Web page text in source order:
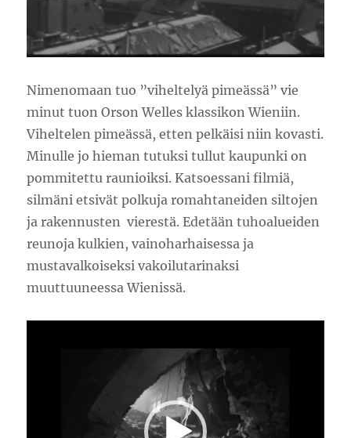
Nimenomaan tuo ”viheltelyä pimeässä” vie
minut tuon Orson Welles klassikon Wieniin.
Viheltelen pimeässä, etten pelkäisi niin kovasti.
Minulle jo hieman tutuksi tullut kaupunki on
pommitettu raunioiksi. Katsoessani filmiä,
silmäni etsivät polkuja romahtaneiden siltojen
ja rakennusten vierestä. Edetään tuhoalueiden
reunoja kulkien, vainoharhaisessa ja
mustavalkoiseksi vakoilutarinaksi
muuttuuneessa Wienissä.